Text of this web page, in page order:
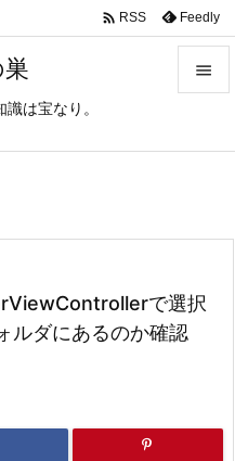
は宝なり。

次へ
 RSS Feedly
で選択
ルダにあるのか確認